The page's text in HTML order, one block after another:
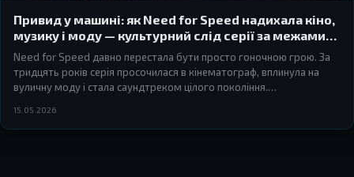
Привид у машині: як Need for Speed надихала кіно,
музику і моду — культурний слід серії за межами
ігрової індустрії
Need for Speed давно перестала бути просто гоночною грою. За
тридцять років серія просочилася в кінематограф, вплинула на
вуличну моду і стала саундтреком цілого покоління.
світі.
15.05.2026